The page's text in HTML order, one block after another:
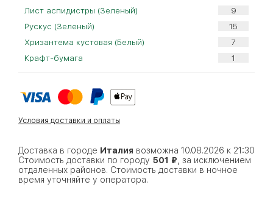
Лист аспидистры (Зеленый)
Рускус (Зеленый)
Хризантема кустовая (Белый)
Крафт-бумага
Условия доставки и оплаты
Доставка в городе Италия возможна 10.08.2026 к 21:30
Стоимость доставки по городу 501 ₽ , за исключением
отдаленных районов. Стоимость доставки в ночное
время уточняйте у оператора.